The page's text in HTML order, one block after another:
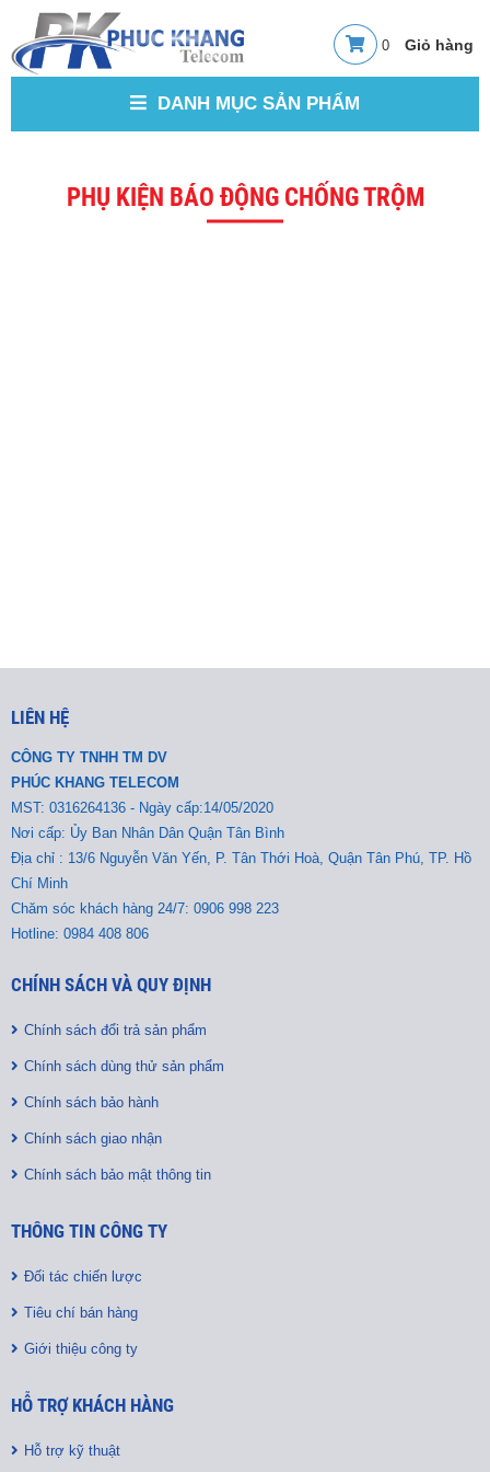
0
DANH MỤC SẢN PHẨM
PHỤ KIỆN BÁO ĐỘNG CHỐNG TRỘM
LIÊN HỆ
CÔNG TY TNHH TM DV
PHÚC KHANG TELECOM
MST: 0316264136 - Ngày cấp:14/05/2020
Nơi cấp: Ủy Ban Nhân Dân Quận Tân Bình
Địa chỉ : 13/6 Nguyễn Văn Yến, P. Tân Thới Hoà, Quận Tân Phú, TP. Hồ
Chí Minh
Chăm sóc khách hàng 24/7: 0906 998 223
Hotline: 0984 408 806
CHÍNH SÁCH VÀ QUY ĐỊNH
Chính sách đổi trả sản phẩm
Chính sách dùng thử sản phẩm
Chính sách bảo hành
Chính sách giao nhận
Chính sách bảo mật thông tin
THÔNG TIN CÔNG TY
Đối tác chiến lược
Tiêu chí bán hàng
Giới thiệu công ty
HỖ TRỢ KHÁCH HÀNG
Hỗ trợ kỹ thuật